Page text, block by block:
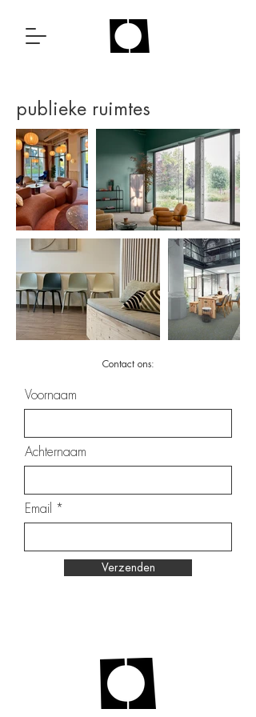
publieke ruimtes
Contact ons:
Voornaam
Achternaam
Email
Verzenden